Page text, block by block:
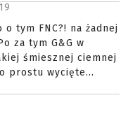
tym FNC?! na żadnej
za tym G&G w
śmiesznej ciemnej
prostu wycięte...